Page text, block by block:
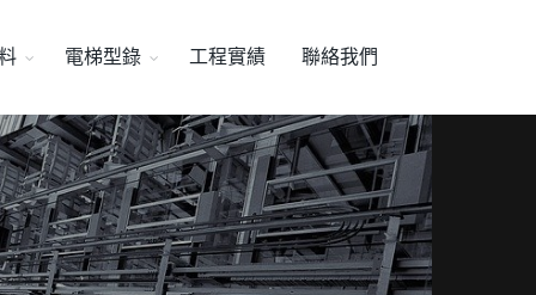
電梯型錄 工程實績 聯絡我們